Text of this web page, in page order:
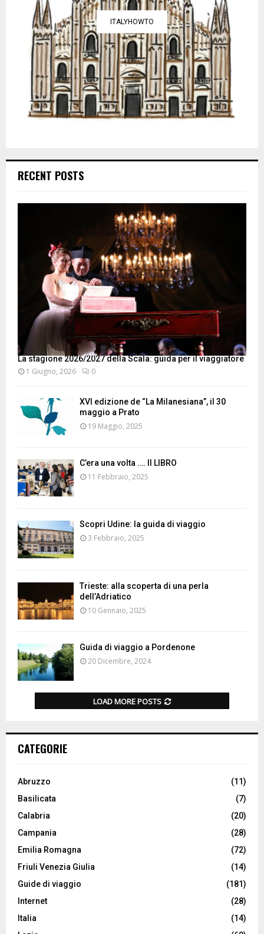
ITALYHOWTO
RECENT POSTS
La stagione 2026/2027 della Scala: guida per il viaggiatore
1 Giugno, 2026 0
XVI edizione de “La Milanesiana”, il 30
maggio a Prato
19 Maggio, 2025
C’era una volta …. Il LIBRO
11 Febbraio, 2025
Scopri Udine: la guida di viaggio
3 Febbraio, 2025
Trieste: alla scoperta di una perla
dell’Adriatico
10 Gennaio, 2025
Guida di viaggio a Pordenone
20 Dicembre, 2024
LOAD MORE POSTS
CATEGORIE
Abruzzo
(11)
Basilicata
(7)
Calabria
(20)
Campania
(28)
Emilia Romagna
(72)
Friuli Venezia Giulia
(14)
Guide di viaggio
(181)
Internet
(28)
Italia
(14)